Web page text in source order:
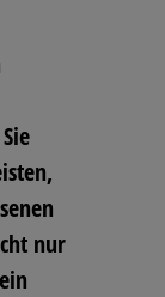
nur